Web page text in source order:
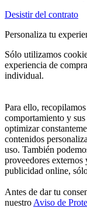
Desistir del contrato
Personaliza tu
Sólo utilizamos
experiencia de
individual.
Para ello,
comportamiento y
optimizar
contenidos
uso. También
proveedores externos
publicidad online,
Antes de dar tu
nuestro Aviso de